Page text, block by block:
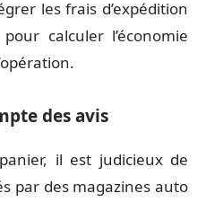
les frais d’expédition
calculer l’économie
des avis
il est judicieux de
par des magazines auto